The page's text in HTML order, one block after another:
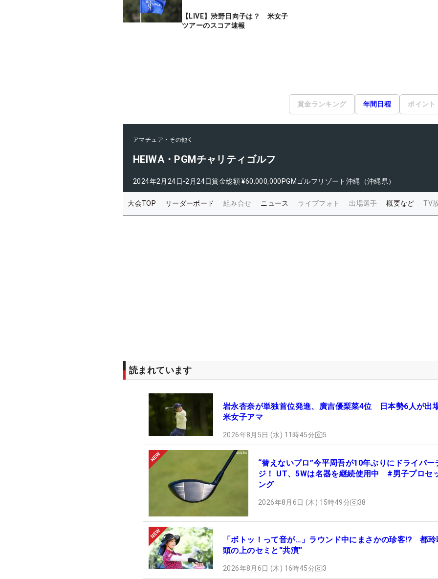
【LIVE】渋野日向子は？ 米女子
ツアーのスコア速報
賞金ランキング 年間日程 ポイント
アマチュア・その他
HEIWA・PGMチャリティゴルフ
2024年2月24日-2月24日賞金総額 ¥60,000,000 PGMゴルフリゾート沖縄（沖縄県）
大会TOP リーダーボード 組み合せ ニュース ライブフォト 出場選手 概要など TV
読まれています
岩永杏奈が単独首位発進、廣吉優梨菜4位 日本勢6人が出
米女子アマ
2026年8月5日 (水) 11時45分 5
“替えないプロ”今平周吾が10年ぶりにドライバー
ジ！ UT、5Wは名器を継続使用中 #男子プロセ
ング
2026年8月6日 (木) 15時49分 38
「ボトッ！って音が…」ラウンド中にまさかの珍客!? 都玲
頭の上のセミと“共演”
2026年8月6日 (木) 16時45分 3